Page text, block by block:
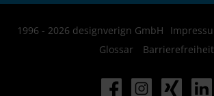
1996 - 2026 designverign GmbH
Glossar
Barrierefreiheit